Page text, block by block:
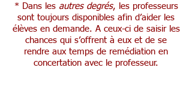
* Dans les autres degrés, les professeurs
sont toujours disponibles afin d’aider les
élèves en demande. A ceux-ci de saisir les
chances qui s’offrent à eux et de se
rendre aux temps de remédiation en
concertation avec le professeur.